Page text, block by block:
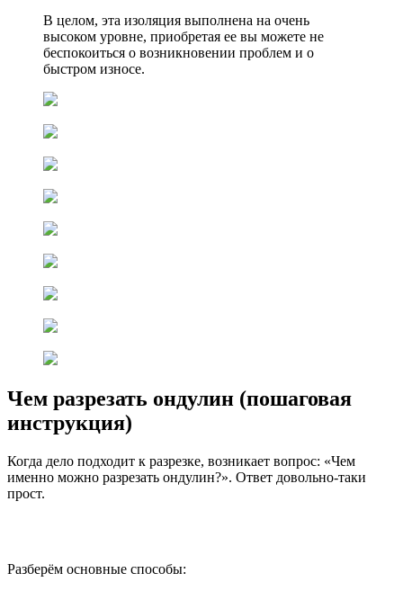
В целом, эта изоляция выполнена на очень
высоком уровне, приобретая ее вы можете не
беспокоиться о возникновении проблем и о
быстром износе.
Чем разрезать ондулин (пошаговая
инструкция)
Когда дело подходит к разрезке, возникает вопрос: «Чем
именно можно разрезать ондулин?». Ответ довольно-таки
прост.
Разберём основные способы: